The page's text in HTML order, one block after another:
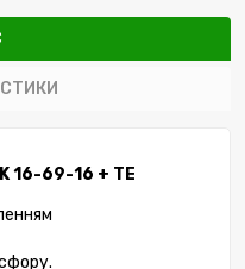
16-69-16 + TE
м